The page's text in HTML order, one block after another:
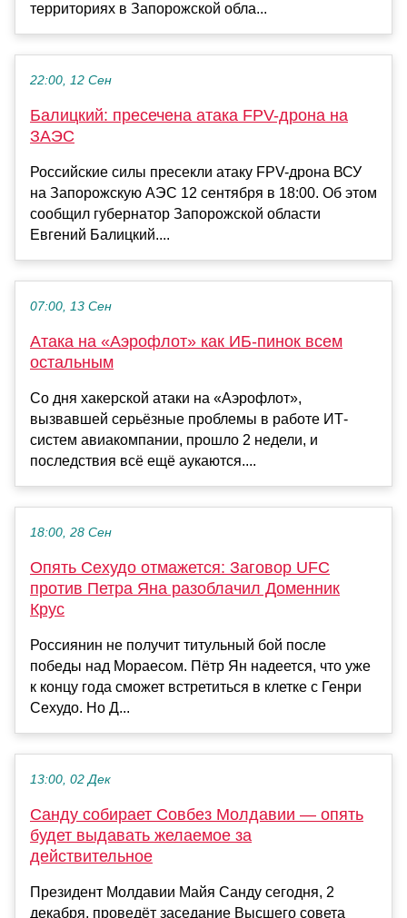
территориях в Запорожской обла...
22:00, 12 Сен
Балицкий: пресечена атака FPV-дрона на
ЗАЭС
Российские силы пресекли атаку FPV-дрона ВСУ
на Запорожскую АЭС 12 сентября в 18:00. Об этом
сообщил губернатор Запорожской области
Евгений Балицкий....
07:00, 13 Сен
Атака на «Аэрофлот» как ИБ-пинок всем
остальным
Со дня хакерской атаки на «Аэрофлот»,
вызвавшей серьёзные проблемы в работе ИТ-
систем авиакомпании, прошло 2 недели, и
последствия всё ещё аукаются....
18:00, 28 Сен
Опять Сехудо отмажется: Заговор UFC
против Петра Яна разоблачил Доменник
Крус
Россиянин не получит титульный бой после
победы над Мораесом. Пётр Ян надеется, что уже
к концу года сможет встретиться в клетке с Генри
Сехудо. Но Д...
13:00, 02 Дек
Санду собирает Совбез Молдавии — опять
будет выдавать желаемое за
действительное
Президент Молдавии Майя Санду сегодня, 2
декабря, проведёт заседание Высшего совета